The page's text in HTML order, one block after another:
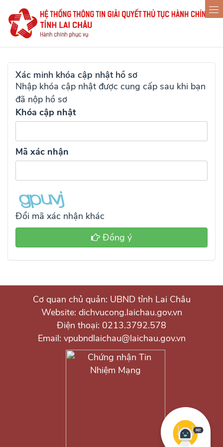
Xác minh khóa cập nhật hồ sơ
Nhập khóa cập nhật được cung cấp sau khi bạn
đã nộp hồ sơ
Khóa cập nhật
Mã xác nhận
Đổi mã xác nhận khác
Đồng ý
Cơ quan chủ quản: UBND tỉnh Lai Châu
Website: dichvucong.laichau.gov.vn
Điện thoại: 0213.3792.578
Email: vpubndlaichau@laichau.gov.vn